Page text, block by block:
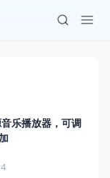
乐播放器，可调